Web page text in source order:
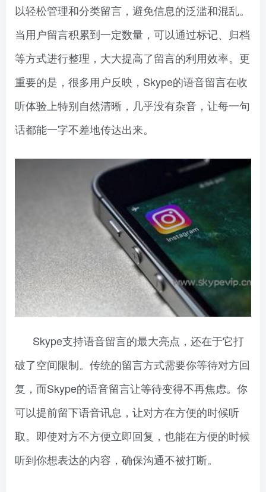
以轻松管理和分类留言，避免信息的泛滥和混乱。
当用户留言积累到一定数量，可以通过标记、归档
等方式进行整理，大大提高了留言的利用效率。更
重要的是，很多用户反映，Skype的语音留言在收
听体验上特别自然清晰，几乎没有杂音，让每一句
话都能一字不差地传达出来。
Skype支持语音留言的最大亮点，还在于它打
破了空间限制。传统的留言方式需要你等待对方回
复，而Skype的语音留言让等待变得不再焦虑。你
可以提前留下语音讯息，让对方在方便的时候听
取。即使对方不方便立即回复，也能在方便的时候
听到你想表达的内容，确保沟通不被打断。